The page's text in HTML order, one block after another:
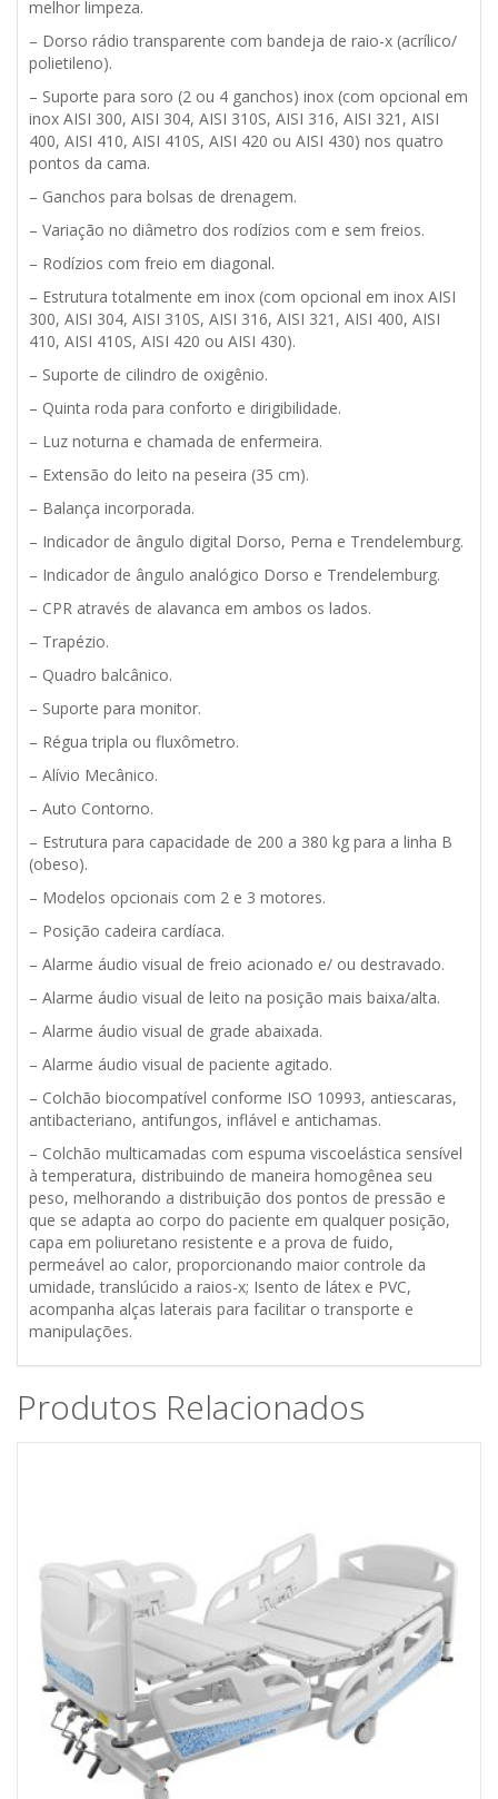
melhor limpeza.
– Dorso rádio transparente com bandeja de raio-x (acrílico/
polietileno).
– Suporte para soro (2 ou 4 ganchos) inox (com opcional em
inox AISI 300, AISI 304, AISI 310S, AISI 316, AISI 321, AISI
400, AISI 410, AISI 410S, AISI 420 ou AISI 430) nos quatro
pontos da cama.
– Ganchos para bolsas de drenagem.
– Variação no diâmetro dos rodízios com e sem freios.
– Rodízios com freio em diagonal.
– Estrutura totalmente em inox (com opcional em inox AISI
300, AISI 304, AISI 310S, AISI 316, AISI 321, AISI 400, AISI
410, AISI 410S, AISI 420 ou AISI 430).
– Suporte de cilindro de oxigênio.
– Quinta roda para conforto e dirigibilidade.
– Luz noturna e chamada de enfermeira.
– Extensão do leito na peseira (35 cm).
– Balança incorporada.
– Indicador de ângulo digital Dorso, Perna e Trendelemburg.
– Indicador de ângulo analógico Dorso e Trendelemburg.
– CPR através de alavanca em ambos os lados.
– Trapézio.
– Quadro balcânico.
– Suporte para monitor.
– Régua tripla ou fluxômetro.
– Alívio Mecânico.
– Auto Contorno.
– Estrutura para capacidade de 200 a 380 kg para a linha B
(obeso).
– Modelos opcionais com 2 e 3 motores.
– Posição cadeira cardíaca.
– Alarme áudio visual de freio acionado e/ ou destravado.
– Alarme áudio visual de leito na posição mais baixa/alta.
– Alarme áudio visual de grade abaixada.
– Alarme áudio visual de paciente agitado.
– Colchão biocompatível conforme ISO 10993, antiescaras,
antibacteriano, antifungos, inflável e antichamas.
– Colchão multicamadas com espuma viscoelástica sensível
à temperatura, distribuindo de maneira homogênea seu
peso, melhorando a distribuição dos pontos de pressão e
que se adapta ao corpo do paciente em qualquer posição,
capa em poliuretano resistente e a prova de fuido,
permeável ao calor, proporcionando maior controle da
umidade, translúcido a raios-x; Isento de látex e PVC,
acompanha alças laterais para facilitar o transporte e
manipulações.
Produtos Relacionados